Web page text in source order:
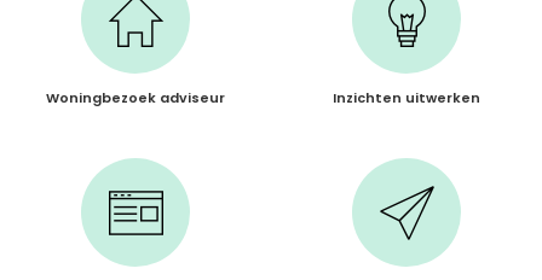
Woningbezoek adviseur Inzichten uitwerken